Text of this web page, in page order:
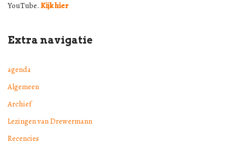
YouTube. Kijk hier
Extra navigatie
agenda
Algemeen
Archief
Lezingen van Drewermann
Recencies